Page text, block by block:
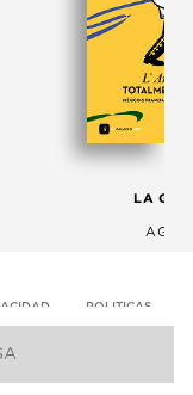
LA
POLITICAS